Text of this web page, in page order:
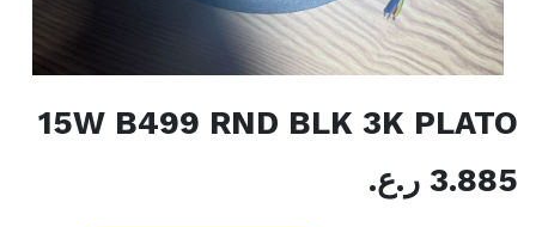
15W B499 RND BLK 3K PLATO
3.885 ر.ع.